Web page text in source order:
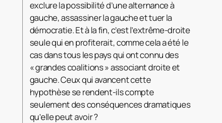
exclure la possibilité d’une alternance à
gauche, assassiner la gauche et tuer la
démocratie. Et à la fin, c’est l’extrême-droite
seule qui en profiterait, comme cela a été le
cas dans tous les pays qui ont connu des
« grandes coalitions » associant droite et
gauche. Ceux qui avancent cette
hypothèse se rendent-ils compte
seulement des conséquences dramatiques
qu’elle peut avoir ?